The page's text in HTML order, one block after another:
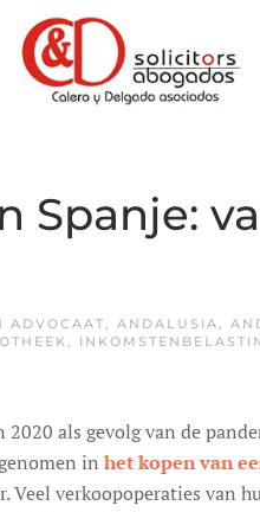
Spanje:
ADVOCAAT, ANDALUSIA,
,
als gevolg van de
in het kopen van
Veel verkoopoperaties van